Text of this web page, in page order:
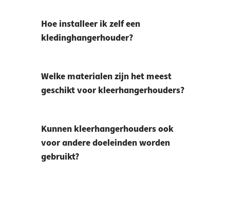
Hoe installeer ik zelf een
kledinghangerhouder?
Welke materialen zijn het meest
geschikt voor kleerhangerhouders?
Kunnen kleerhangerhouders ook
voor andere doeleinden worden
gebruikt?